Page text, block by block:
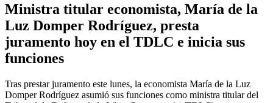
Ministra titular economista, María de la
Luz Domper Rodríguez, presta
juramento hoy en el TDLC e inicia sus
funciones
Tras prestar juramento este lunes, la economista María de la Luz
Domper Rodríguez asumió sus funciones como ministra titular del